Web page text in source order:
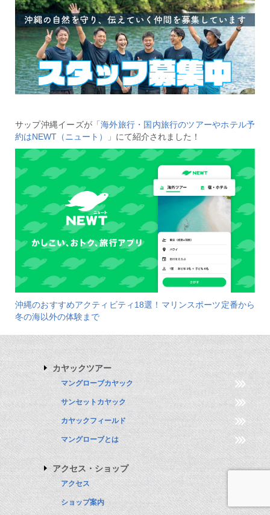
サップ沖縄イーズが 「海外旅行・国内旅行のツアーやホテル予
約はNEWT（ニュート）」 にて紹介されました！
沖縄のおすすめアクティビティ18選！マリンスポーツ定番から
冬の海以外の体験まで
カヤックツアー
マングローブカヤック
サンセットカヤック
カヤックフィールド
マングローブとは
アクセス・ショップ
アクセス
ショップ案内